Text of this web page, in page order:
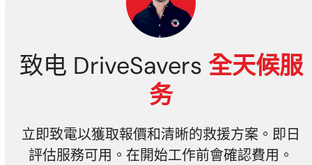
致电 DriveSavers 全天候服
务
立即致電以獲取報價和清晰的救援方案。即日
評估服務可用。在開始工作前會確認費用。